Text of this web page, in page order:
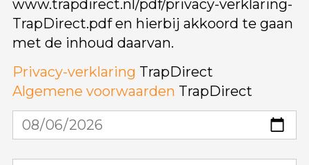
www.trapdirect.nl/pdf/privacy-verklaring-
TrapDirect.pdf en hierbij akkoord te gaan
met de inhoud daarvan.
Privacy-verklaring TrapDirect
Algemene voorwaarden TrapDirect